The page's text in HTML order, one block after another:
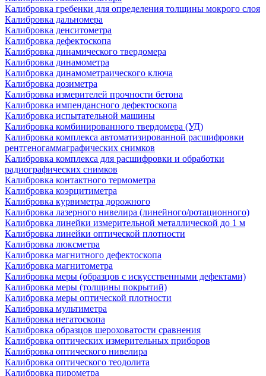
Калибровка гребенки для определения толщины мокрого слоя
Калибровка дальномера
Калибровка денситометра
Калибровка дефектоскопа
Калибровка динамического твердомера
Калибровка динамометра
Калибровка динамометраического ключа
Калибровка дозиметра
Калибровка измерителей прочности бетона
Калибровка импендансного дефектоскопа
Калибровка испытательной машины
Калибровка комбинированного твердомера (УД)
Калибровка комплекса автоматизированной расшифровки
рентгеногаммаграфических снимков
Калибровка комплекса для расшифровки и обработки
радиографических снимков
Калибровка контактного термометра
Калибровка коэрцитиметра
Калибровка курвиметра дорожного
Калибровка лазерного нивелира (линейного/ротационного)
Калибровка линейки измерительной металлической до 1 м
Калибровка линейки оптической плотности
Калибровка люксметра
Калибровка магнитного дефектоскопа
Калибровка магнитометра
Калибровка меры (образцов с искусственными дефектами)
Калибровка меры (толщины покрытий)
Калибровка меры оптической плотности
Калибровка мультиметра
Калибровка негатоскопа
Калибровка образцов шероховатости сравнения
Калибровка оптических измерительных приборов
Калибровка оптического нивелира
Калибровка оптического теодолита
Калибровка пирометра